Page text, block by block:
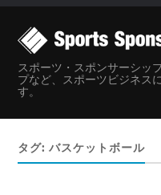
スポーツ・スポンサーシッ
プなど、スポーツビジネス
す。
タグ:バスケットボール